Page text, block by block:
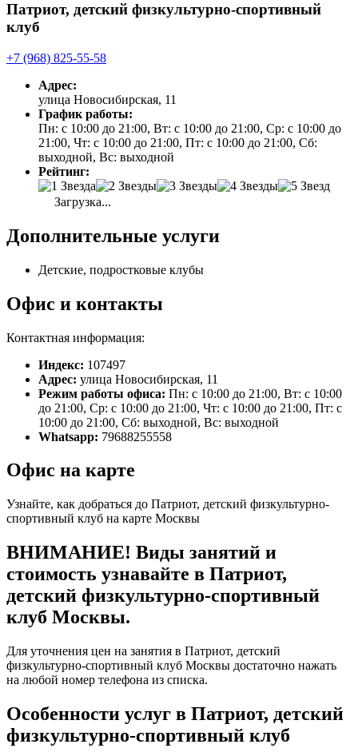
Патриот, детский физкультурно-спортивный
клуб
+7 (968) 825-55-58
Адрес:
улица Новосибирская, 11
График работы:
Пн: с 10:00 до 21:00, Вт: с 10:00 до 21:00, Ср: с 10:00 до
21:00, Чт: с 10:00 до 21:00, Пт: с 10:00 до 21:00, Сб:
выходной, Вс: выходной
Рейтинг:
Загрузка...
Дополнительные услуги
Детские, подростковые клубы
Офис и контакты
Контактная информация:
Индекс: 107497
Адрес: улица Новосибирская, 11
Режим работы офиса: Пн: с 10:00 до 21:00, Вт: с 10:00
до 21:00, Ср: с 10:00 до 21:00, Чт: с 10:00 до 21:00, Пт: с
10:00 до 21:00, Сб: выходной, Вс: выходной
Whatsapp: 79688255558
Офис на карте
Узнайте, как добраться до Патриот, детский физкультурно-
спортивный клуб на карте Москвы
ВНИМАНИЕ! Виды занятий и
стоимость узнавайте в Патриот,
детский физкультурно-спортивный
клуб Москвы.
Для уточнения цен на занятия в Патриот, детский
физкультурно-спортивный клуб Москвы достаточно нажать
на любой номер телефона из списка.
Особенности услуг в Патриот, детский
физкультурно-спортивный клуб